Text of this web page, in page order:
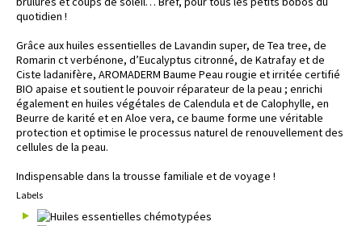
quotidien !
Grâce aux huiles essentielles de Lavandin super, de Tea tree, de
Romarin ct verbénone, d’Eucalyptus citronné, de Katrafay et de
Ciste ladanifère, AROMADERM Baume Peau rougie et irritée certifié
BIO apaise et soutient le pouvoir réparateur de la peau ; enrichi
également en huiles végétales de Calendula et de Calophylle, en
Beurre de karité et en Aloe vera, ce baume forme une véritable
protection et optimise le processus naturel de renouvellement des
cellules de la peau.
Indispensable dans la trousse familiale et de voyage !
Labels